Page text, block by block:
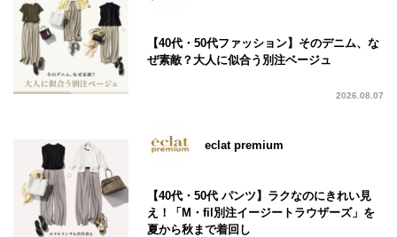
【40代・50代ファッション】そのデニム、な
ぜ素敵？大人に似合う別注ベージュ
2026.08.07
eclat premium
【40代・50代 パンツ】ラクなのにきれい見
え！「M・fil別注イージートラウザーズ」を
夏から秋まで着回し